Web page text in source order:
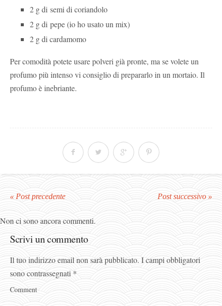
2 g di semi di coriandolo
2 g di pepe (io ho usato un mix)
2 g di cardamomo
Per comodità potete usare polveri già pronte, ma se volete un
profumo più intenso vi consiglio di prepararlo in un mortaio. Il
profumo è inebriante.
« Post precedente Post successivo »
Non ci sono ancora commenti.
Scrivi un commento
Il tuo indirizzo email non sarà pubblicato. I campi obbligatori
sono contrassegnati *
Comment